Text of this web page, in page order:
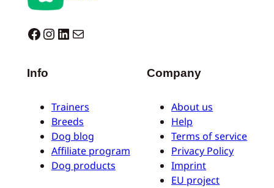
Dogo facebook InstagramLinkedIn E-Mail
Info
Trainers
Breeds
Dog blog
Affiliate program
Dog products
Company
About us
Help
Terms of service
Privacy Policy
Imprint
EU project